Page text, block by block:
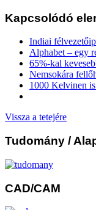
Kapcsolódó
Indiai
Alphabet – egy
65%-kal
Nemsokára
1000 Kelvinen
Vissza a tetejére
Tudomány /
CAD/CAM